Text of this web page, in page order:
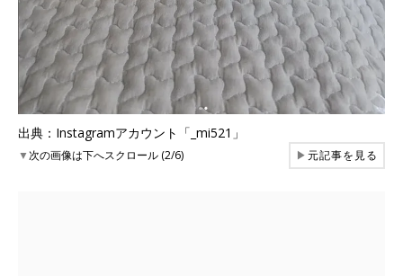
出典：Instagramアカウント「_mi521」
▼次の画像は下へスクロール (2/6) ▶元記事を見る